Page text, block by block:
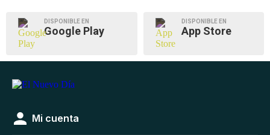
DISPONIBLE EN
Google Play
DISPONIBLE EN
App Store
Mi cuenta